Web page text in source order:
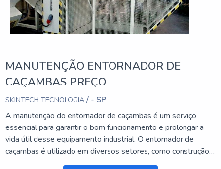
MANUTENÇÃO ENTORNADOR DE
CAÇAMBAS PREÇO
SKINTECH TECNOLOGIA / - SP
A manutenção do entornador de caçambas é um serviço
essencial para garantir o bom funcionamento e prolongar a
vida útil desse equipamento industrial. O entornador de
caçambas é utilizado em diversos setores, como construção
civil, mineração e agricultura, e está sujeito a desgastes e